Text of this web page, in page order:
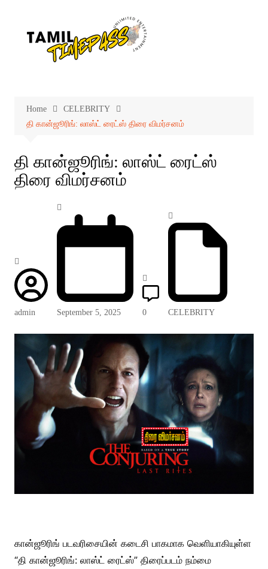
Home
CELEBRITY
தி கான்ஜூரிங்: லாஸ்ட் ரைட்ஸ் திரை விமர்சனம்
தி கான்ஜூரிங்: லாஸ்ட் ரைட்ஸ்
திரை விமர்சனம்
admin September 5, 2025 0 CELEBRITY
கான்ஜூரிங் படவரிசையின் கடைசி பாகமாக வெளியாகியுள்ள
“தி கான்ஜூரிங்: லாஸ்ட் ரைட்ஸ்” திரைப்படம் நம்மை